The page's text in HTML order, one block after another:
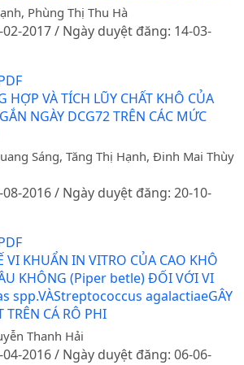
Phùng Thị Thu Hà
2017 / Ngày duyệt đăng: 14-03-
HỢP VÀ TÍCH LŨY CHẤT KHÔ CỦA
NGÀY DCG72 TRÊN CÁC MỨC
Sáng, Tăng Thị Hạnh, Đinh Mai Thùy
2016 / Ngày duyệt đăng: 20-10-
VI KHUẨN IN VITRO CỦA CAO KHÔ
KHÔNG (Piper betle) ĐỐI VỚI VI
spp.VÀStreptococcus agalactiaeGÂY
TRÊN CÁ RÔ PHI
Thanh Hải
2016 / Ngày duyệt đăng: 06-06-